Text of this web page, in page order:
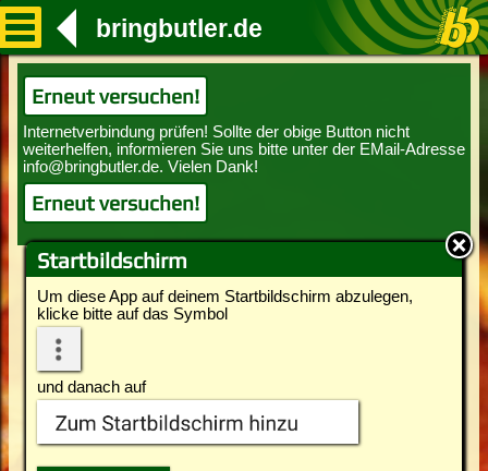
Startbildschirm
Um diese App auf deinem Startbildschirm abzulegen,
klicke bitte auf das Symbol
und danach auf
bringbutler.de
Erneut versuchen!
Erneut versuchen!